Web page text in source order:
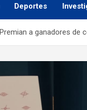
Deportes
Premian a ganadores de